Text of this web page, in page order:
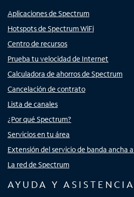
Aplicaciones de Spectrum
Hotspots de Spectrum WiFi
Centro de recursos
Prueba tu velocidad de Internet
Calculadora de ahorros de Spectrum
Cancelación de contrato
Lista de canales
¿Por qué Spectrum?
Servicios en tu área
Extensión del servicio de banda ancha
La red de Spectrum
AYUDA Y